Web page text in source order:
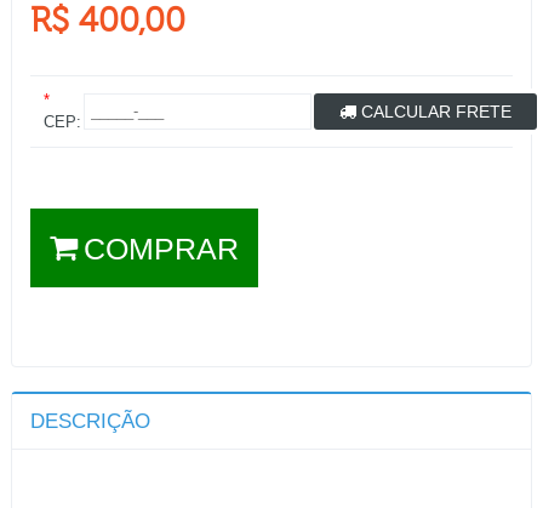
R$ 400,00
*
CEP:
CALCULAR FRETE
COMPRAR
DESCRIÇÃO